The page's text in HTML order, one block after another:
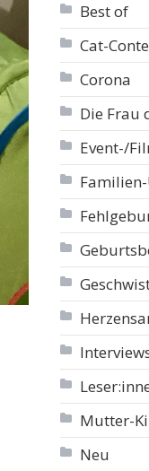
Best of
Cat-
Corona
Die Frau
Event-/
Mutter-
Neu